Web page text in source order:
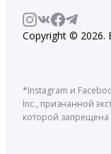
Copyright © 2026.
*Instagram и
Inc., признанной
которой